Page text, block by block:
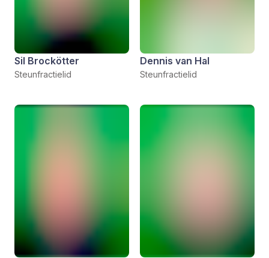
Sil Brockötter
Steunfractielid
Dennis van Hal
Steunfractielid